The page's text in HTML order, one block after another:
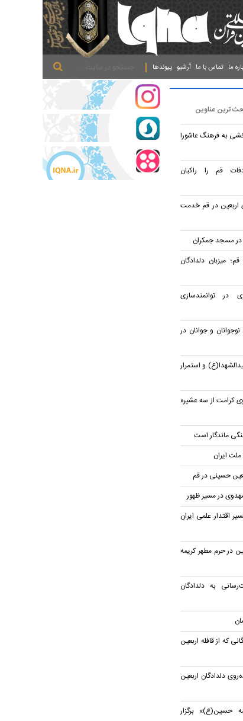
پیوندها آرشیو تماس با ما ما
ترین عناوین
به فرهنگ عاشورا
قم را راکبان
اربعین در قم خدمت
میزبان دلدادگان
در توانمندسازی
و جوانان در
و استمرار
کرامت از سه عشیره
ماندگار است
ایران
حسینی در قم
در مسیر ظهور
اقتدار علمی ایران
در حرم مطهر کریمه
به دلدادگان
که از قافله اربعین
دلدادگان اربعین
حسین(ع)» برگزار